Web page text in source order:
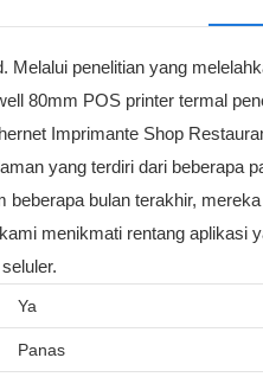
Melalui penelitian yang
80mm POS printer termal
Imprimante Shop
yang terdiri dari beberapa
bulan terakhir,
menikmati rentang aplikasi
Ya
Panas